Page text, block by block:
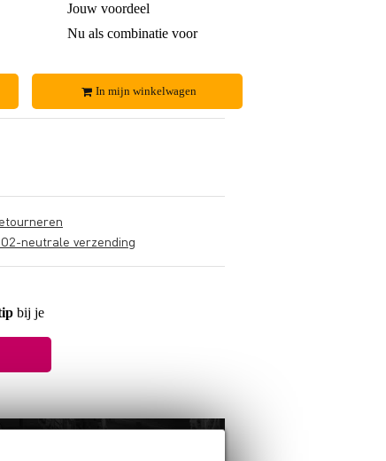
Jouw voordeel
Nu als combinatie voor
In mijn winkelwagen
neutrale verzending
bij je